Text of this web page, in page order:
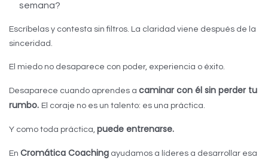
semana?
Escríbelas y contesta sin filtros. La claridad viene después de la
sinceridad.
El miedo no desaparece con poder, experiencia o éxito.
Desaparece cuando aprendes a caminar con él sin perder tu
rumbo. El coraje no es un talento: es una práctica.
Y como toda práctica, puede entrenarse.
En Cromática Coaching ayudamos a líderes a desarrollar esa